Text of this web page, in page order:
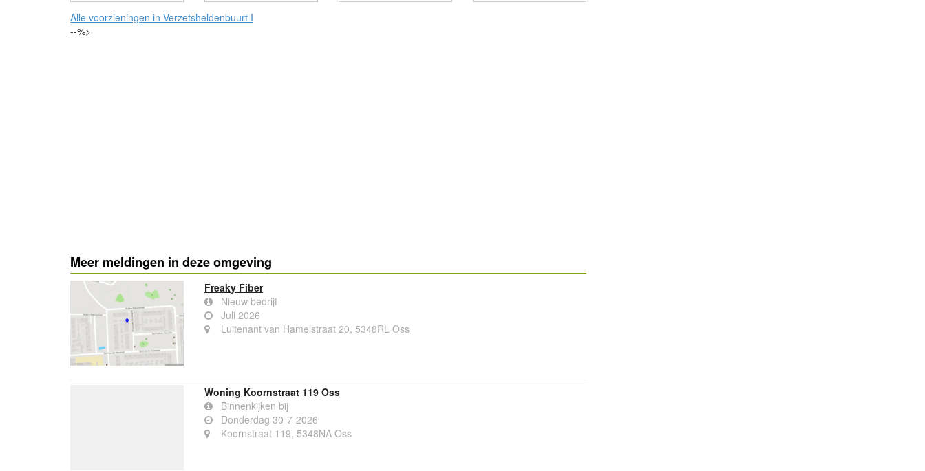
Alle voorzieningen in Verzetsheldenbuurt I
--%>
Meer meldingen in deze omgeving
Freaky Fiber
Nieuw bedrijf
Juli 2026
Luitenant van Hamelstraat 20, 5348RL Oss
Woning Koornstraat 119 Oss
Binnenkijken bij
Donderdag 30-7-2026
Koornstraat 119, 5348NA Oss